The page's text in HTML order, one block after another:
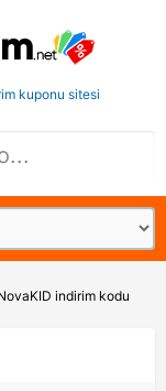
kuponu sitesi
indirim kodu